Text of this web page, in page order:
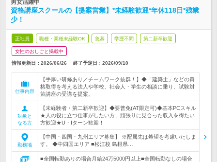
男女活躍中
資格講座スクールの【提案営業】*未経験歓迎*年休118日*残業
少！
正社員 職種・業種未経験OK 急募 学歴不問 第二新卒歓迎
女性のおしごと掲載中
情報更新日：2026/06/26 終了予定日： 2026/09/10
仕事内容
【手厚い研修あり／チームワーク抜群！】◆「建築士」などの資
格取得を考える法人や学校、社会人・学生の相談に乗り、試験対
策講座の受講を提案。
対象と
なる方
【未経験者・第二新卒歓迎】◆要普免(AT限定可)◆基本PCスキル
★人の役に立つ仕事がしたい方、頑張りに見合った収入を得たい
方歓迎★U・Iターン歓迎！
勤務地
【中国・四国・九州エリア募集】 ※配属先は希望を考慮いたしま
す。 ◆中四国エリア ■松江校 島根県…
■全国転勤ありの場合月給24万5000円以上■全国転勤なしの場合